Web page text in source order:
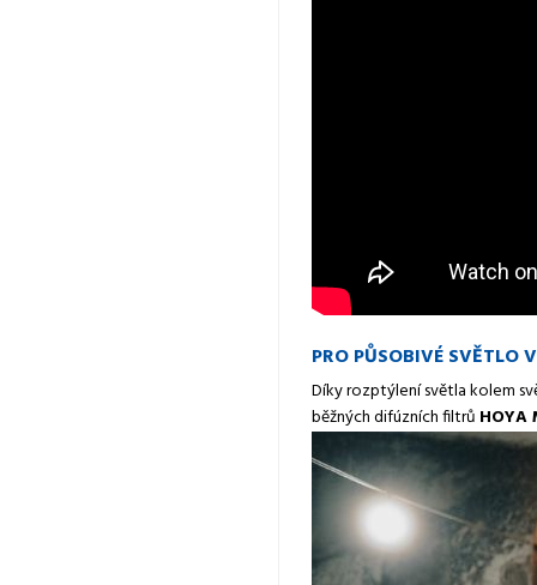
PRO PŮSOBIVÉ SVĚTLO
Díky rozptýlení světla kolem
běžných difúzních filtrů HOYA